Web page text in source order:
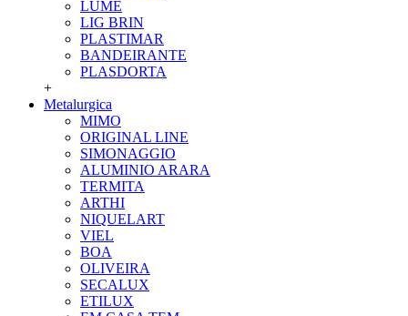
LUME
LIG BRIN
PLASTIMAR
BANDEIRANTE
PLASDORTA
+
Metalurgica
MIMO
ORIGINAL LINE
SIMONAGGIO
ALUMINIO ARARA
TERMITA
ARTHI
NIQUELART
VIEL
BOA
OLIVEIRA
SECALUX
ETILUX